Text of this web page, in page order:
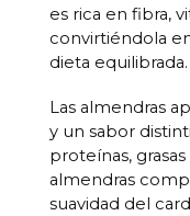
es rica en fibra,
convirtiéndola
dieta equilibrada.
Las almendras
y un sabor
proteínas,
almendras
suavidad del